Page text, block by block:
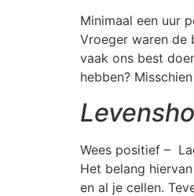
Minimaal een uur
Vroeger waren de
vaak ons best
hebben?
Wees positief –
Het belang
en al je cellen.